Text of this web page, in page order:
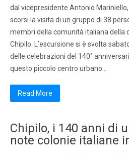
dal vicepresidente Antonio
scorsi la visita di un gruppo di 38
membri della comunità italiana della
Chipilo. L’escursione si è svolta
delle celebrazioni del 140°
questo piccolo centro urbano…
Read More
Chipilo, i 140 anni di
note colonie italiane